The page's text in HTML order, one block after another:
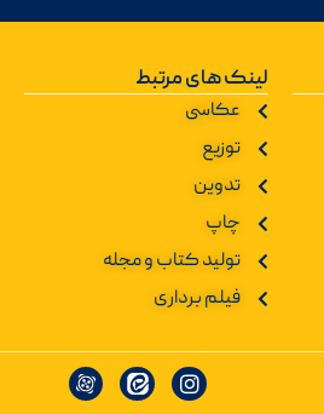
لینک های مرتبط
عکاسی
توزیع
تدوین
چاپ
تولید کتاب و مجله
فیلم برداری